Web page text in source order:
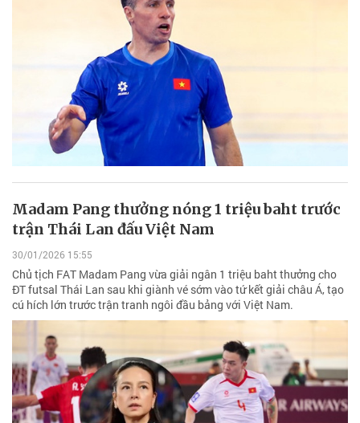
Madam Pang thưởng nóng 1 triệu baht trước
trận Thái Lan đấu Việt Nam
30/01/2026 15:55
Chủ tịch FAT Madam Pang vừa giải ngân 1 triệu baht thưởng cho
ĐT futsal Thái Lan sau khi giành vé sớm vào tứ kết giải châu Á, tạo
cú hích lớn trước trận tranh ngôi đầu bảng với Việt Nam.